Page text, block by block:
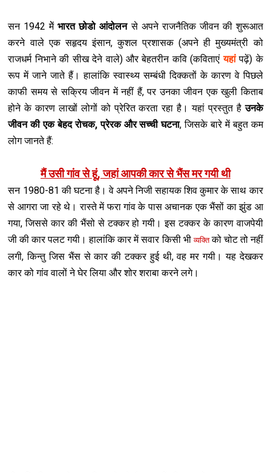
सन 1942 मेेंभारत छोडो आंदोलनसे अपने राजनैतिक जीवन की शुरूआत
करने वाले एक सहृदय इंसान, कुशल प्रशासक (अपने ही मुख्यमंत्री को
राजधर्म निभाने की सीख देने वाले) और बेहतरीन कवि (कविताएंयहांपढ़ें) के
रूप में जाने जाते हैं। हालांकि स्वास्थ्य सम्बंधी दिक्कतों के कारण वे पिछले
काफी समय से सक्रिय जीवन में नहीं हैं, पर उनका जीवन एक खुली किताब
होने के कारण लाखों लोगों को प्रेरित करता रहा है। यहां प्रस्तुत हैउनके
जीवन की एक बेहद रोचक, प्रेरक और सच्ची घटना, जिसके बारे में बहुत कम
लोग जानते हैं:
मैं उसी गांव से हूं, जहां आपकी कार से भैंस मर गयी थी
सन 1980-81 की घटना है। वे अपने निजी सहायक शि‍व कुमार के साथ कार
से आगरा जा रहे थे। रास्ते में फरा गांव के पास अचानक एक भैंसों का झुंड आ
गया, जिससे कार की भैंसो से टक्कर हो गयी। इस टक्कर के कारण वाजपेयी
जी की कार पलट गयी। हालांकि कार में सवार किसी भीव्यक्तिको चोट तो नहीं
लगी, किन्तु जिस भैंस से कार की टक्कर हुई थी, वह मर गयी। यह देखकर
कार को गांव वालों ने घेर लिया और शोर शराबा करने लगे।